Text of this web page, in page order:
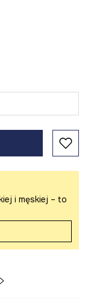
i męskiej – to